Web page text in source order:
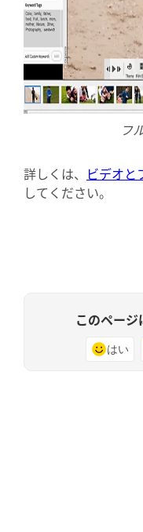
フ
詳しくは、 ビデオと
してください。
このページ
はい